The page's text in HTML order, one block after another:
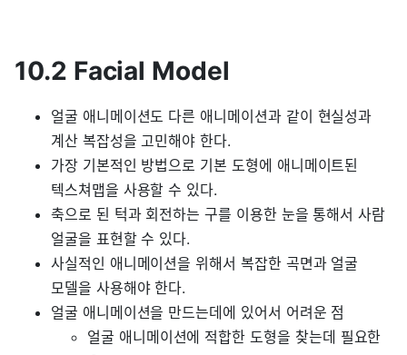
10.2 Facial Model
얼굴 애니메이션도 다른 애니메이션과 같이 현실성과
계산 복잡성을 고민해야 한다.
가장 기본적인 방법으로 기본 도형에 애니메이트된
텍스쳐맵을 사용할 수 있다.
축으로 된 턱과 회전하는 구를 이용한 눈을 통해서 사람
얼굴을 표현할 수 있다.
사실적인 애니메이션을 위해서 복잡한 곡면과 얼굴
모델을 사용해야 한다.
얼굴 애니메이션을 만드는데에 있어서 어려운 점
얼굴 애니메이션에 적합한 도형을 찾는데 필요한